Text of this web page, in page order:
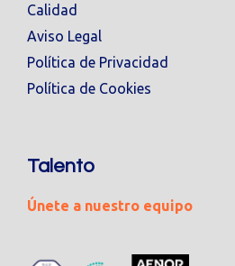
Calidad
Aviso Legal
Política de Privacidad
Política de Cookies
Talento
Únete a nuestro equipo